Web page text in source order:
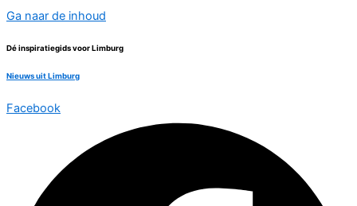
Ga naar de inhoud
Dé inspiratiegids voor Limburg
Nieuws uit Limburg
Facebook